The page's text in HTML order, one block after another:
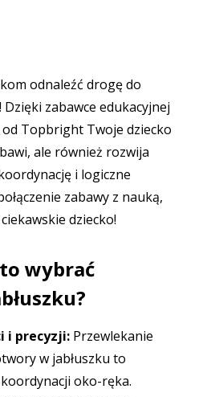
odnaleźć drogę do
Dzięki zabawce edukacyjnej
od Topbright Twoje dziecko
ale również rozwija
i logiczne
zabawy z nauką,
dziecko!
wybrać
i precyzji: Przewlekanie
w jabłuszku to
oko-ręka.